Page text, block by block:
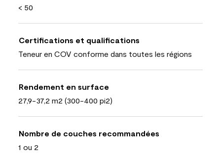
< 50
Certifications et qualifications
Teneur en COV conforme dans toutes les régions
Rendement en surface
27,9-37,2 m2 (300-400 pi2)
Nombre de couches recommandées
1 ou 2